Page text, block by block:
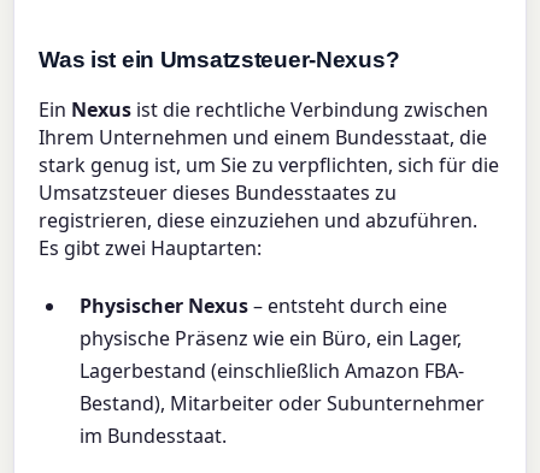
Was ist ein Umsatzsteuer-Nexus?
Ein Nexus ist die rechtliche Verbindung zwischen
Ihrem Unternehmen und einem Bundesstaat, die
stark genug ist, um Sie zu verpflichten, sich für die
Umsatzsteuer dieses Bundesstaates zu
registrieren, diese einzuziehen und abzuführen.
Es gibt zwei Hauptarten:
Physischer Nexus– entsteht durch eine
physische Präsenz wie ein Büro, ein Lager,
Lagerbestand (einschließlich Amazon FBA-
Bestand), Mitarbeiter oder Subunternehmer
im Bundesstaat.